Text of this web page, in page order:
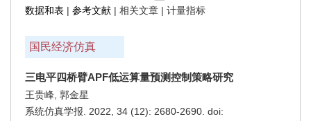
数据和表 | 参考文献 | 相关文章 | 计量指标
国民经济仿真
三电平四桥臂APF低运算量预测控制策略研究
王贵峰, 郭金星
系统仿真学报. 2022, 34 (12): 2680-2690. doi: